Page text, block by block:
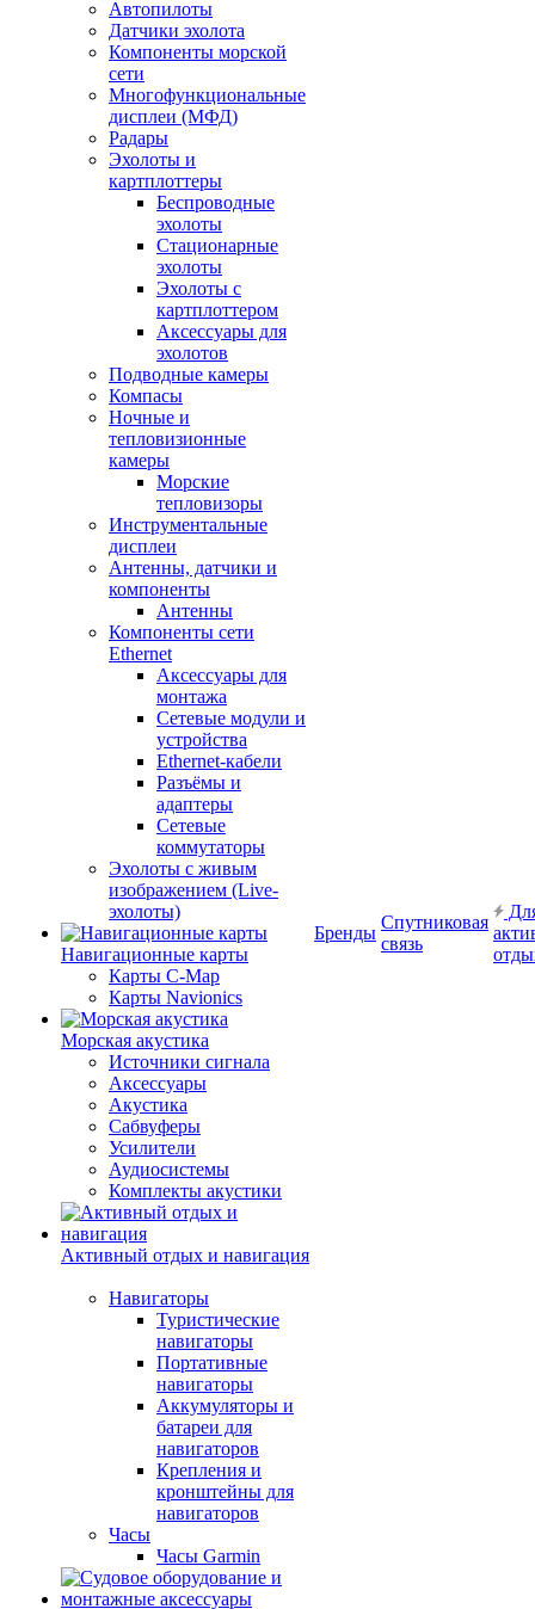
Автопилоты
Датчики эхолота
Компоненты морской
сети
Многофункциональные
дисплеи (МФД)
Радары
Эхолоты и
картплоттеры
Беспроводные
эхолоты
Стационарные
эхолоты
Эхолоты с
картплоттером
Аксессуары для
эхолотов
Подводные камеры
Компасы
Ночные и
тепловизионные
камеры
Морские
тепловизоры
Инструментальные
дисплеи
Антенны, датчики и
компоненты
Антенны
Компоненты сети
Ethernet
Аксессуары для
монтажа
Сетевые модули и
устройства
Ethernet-кабели
Разъёмы и
адаптеры
Сетевые
коммутаторы
Эхолоты с живым
изображением (Live-
эхолоты)
Навигационные карты
Карты C-Map
Карты Navionics
Морская акустика
Источники сигнала
Аксессуары
Акустика
Сабвуферы
Усилители
Аудиосистемы
Комплекты акустики
Активный отдых и навигация
Навигаторы
Туристические
навигаторы
Портативные
навигаторы
Аккумуляторы и
батареи для
навигаторов
Крепления и
кронштейны для
навигаторов
Часы
Часы Garmin
Бренды
Спутниковая
связь